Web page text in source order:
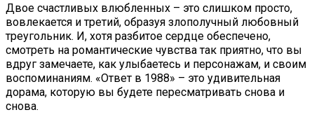
Двое счастливых влюбленных – это слишком просто,
вовлекается и третий, образуя злополучный любовный
треугольник. И, хотя разбитое сердце обеспечено,
смотреть на романтические чувства так приятно, что вы
вдруг замечаете, как улыбаетесь и персонажам, и своим
воспоминаниям. «Ответ в 1988» – это удивительная
дорама, которую вы будете пересматривать снова и
снова.